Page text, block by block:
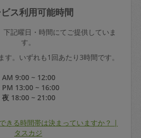
ス利用可能時間
記曜日・時間にてご提供していま
す。
す。いずれも1回あたり3時間です。
AM 9:00 ~ 12:00
PM 13:00 ~ 16:00
夜 18:00 ~ 21:00
きる時間帯は決まっていますか？ |
タスカジ